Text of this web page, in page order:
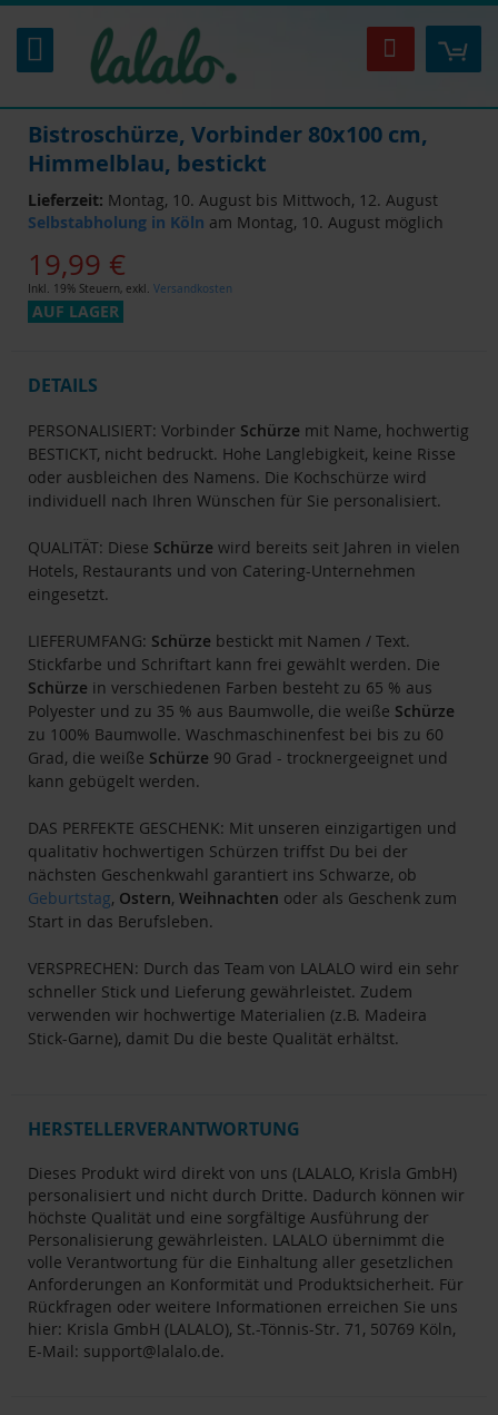
Inhalt
springen
Suche
Bistroschürze, Vorbinder 80x100 cm,
Himmelblau, bestickt
Lieferzeit: Montag, 10. August bis Mittwoch, 12. August
Selbstabholung in Köln am Montag, 10. August möglich
19,99 €
Inkl. 19% Steuern, exkl. Versandkosten
AUF LAGER
DETAILS
PERSONALISIERT: Vorbinder Schürze mit Name, hochwertig
BESTICKT, nicht bedruckt. Hohe Langlebigkeit, keine Risse
oder ausbleichen des Namens. Die Kochschürze wird
individuell nach Ihren Wünschen für Sie personalisiert.
QUALITÄT: Diese Schürze wird bereits seit Jahren in vielen
Hotels, Restaurants und von Catering-Unternehmen
eingesetzt.
LIEFERUMFANG: Schürze bestickt mit Namen / Text.
Stickfarbe und Schriftart kann frei gewählt werden. Die
Schürze in verschiedenen Farben besteht zu 65 % aus
Polyester und zu 35 % aus Baumwolle, die weiße Schürze
zu 100% Baumwolle. Waschmaschinenfest bei bis zu 60
Grad, die weiße Schürze 90 Grad - trocknergeeignet und
kann gebügelt werden.
DAS PERFEKTE GESCHENK: Mit unseren einzigartigen und
qualitativ hochwertigen Schürzen triffst Du bei der
nächsten Geschenkwahl garantiert ins Schwarze, ob
Geburtstag, Ostern, Weihnachten oder als Geschenk zum
Start in das Berufsleben.
VERSPRECHEN: Durch das Team von LALALO wird ein sehr
schneller Stick und Lieferung gewährleistet. Zudem
verwenden wir hochwertige Materialien (z.B. Madeira
Stick-Garne), damit Du die beste Qualität erhältst.
HERSTELLERVERANTWORTUNG
Dieses Produkt wird direkt von uns (LALALO, Krisla GmbH)
personalisiert und nicht durch Dritte. Dadurch können wir
höchste Qualität und eine sorgfältige Ausführung der
Personalisierung gewährleisten. LALALO übernimmt die
volle Verantwortung für die Einhaltung aller gesetzlichen
Anforderungen an Konformität und Produktsicherheit. Für
Rückfragen oder weitere Informationen erreichen Sie uns
hier: Krisla GmbH (LALALO), St.-Tönnis-Str. 71, 50769 Köln,
E-Mail: support@lalalo.de.